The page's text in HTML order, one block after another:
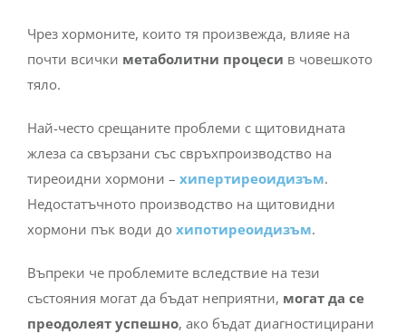
Чрез хормоните, които тя произвежда, влияе на
почти всички метаболитни процеси в човешкото
тяло.
Най-често срещаните проблеми с щитовидната
жлеза са свързани със свръхпроизводство на
тиреоидни хормони – хипертиреоидизъм.
Недостатъчното производство на щитовидни
хормони пък води до хипотиреоидизъм.
Въпреки че проблемите вследствие на тези
състояния могат да бъдат неприятни, могат да се
преодолеят успешно, ако бъдат диагностицирани